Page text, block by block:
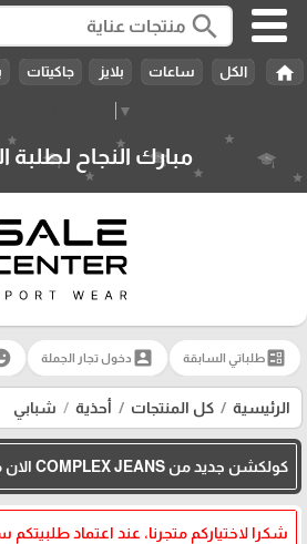
▼
search
home الكل ساعات بلايز جاكيتات
مبارك النجاح لطلبة
ballotطلباتي السابقة account_box دخول تجار الجملة
الرئيسية كل المنتجات أحذية شبابي
كولكشن جديد من COMPLEX JEANS الان متوفر في متجرنا
شكرا لاختياركم متجرنا، عند اعتماد